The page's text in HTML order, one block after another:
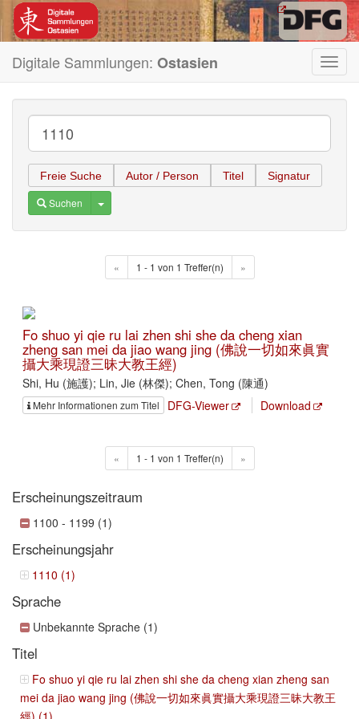
Digitale Sammlungen: Ostasien
Freie Suche Autor / Person Titel Signatur
Suchen Toggle Dropdown
« 1 - 1 von 1 Treffer(n) »
Fo shuo yi qie ru lai zhen shi she da cheng xian
zheng san mei da jiao wang jing (佛說一切如來眞實
攝大乘現證三昧大教王經)
Shi, Hu (施護); Lin, Jie (林傑); Chen, Tong (陳通)
Mehr Informationen zum Titel DFG-Viewer Download
« 1 - 1 von 1 Treffer(n) »
Erscheinungszeitraum
1100 - 1199 (1)
Erscheinungsjahr
1110 (1)
Sprache
Unbekannte Sprache (1)
Titel
Fo shuo yi qie ru lai zhen shi she da cheng xian zheng san
mei da jiao wang jing (佛說一切如來眞實攝大乘現證三昧大教王
經) (1)